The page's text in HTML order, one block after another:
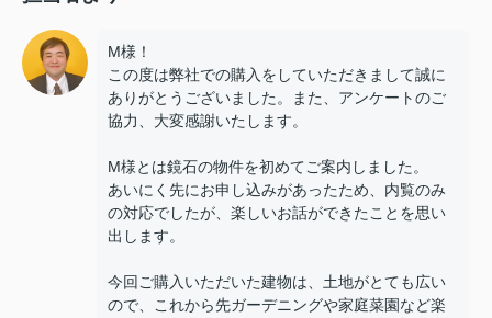
M様！
この度は弊社での購入をしていただきまして誠に
ありがとうございました。また、アンケートのご
協力、大変感謝いたします。
M様とは鏡石の物件を初めてご案内しました。
あいにく先にお申し込みがあったため、内覧のみ
の対応でしたが、楽しいお話ができたことを思い
出します。
今回ご購入いただいた建物は、土地がとても広い
ので、これから先ガーデニングや家庭菜園など楽